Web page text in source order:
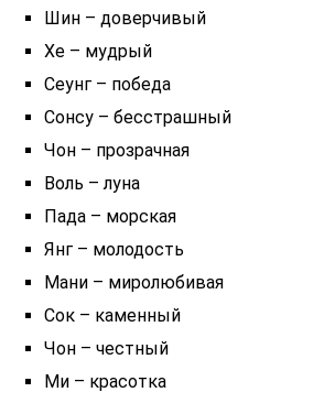
Шин – доверчивый
Хе – мудрый
Сеунг – победа
Сонсу – бесстрашный
Чон – прозрачная
Воль – луна
Пада – морская
Янг – молодость
Мани – миролюбивая
Сок – каменный
Чон – честный
Ми – красотка